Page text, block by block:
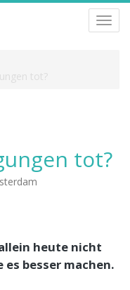
tot?
tot?
heute nicht
es besser machen.